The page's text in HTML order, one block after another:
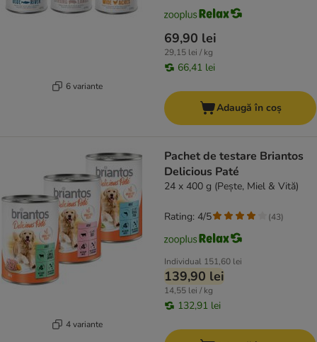
6 variante
69,90 lei
29,15 lei / kg
66,41 lei
Adaugă în coș
4 variante
Pachet de testare Briantos
Delicious Paté
24 x 400 g (Pește, Miel & Vită)
Individual 151,60 lei
139,90 lei
14,55 lei / kg
132,91 lei
Rating: 4/5 (43)